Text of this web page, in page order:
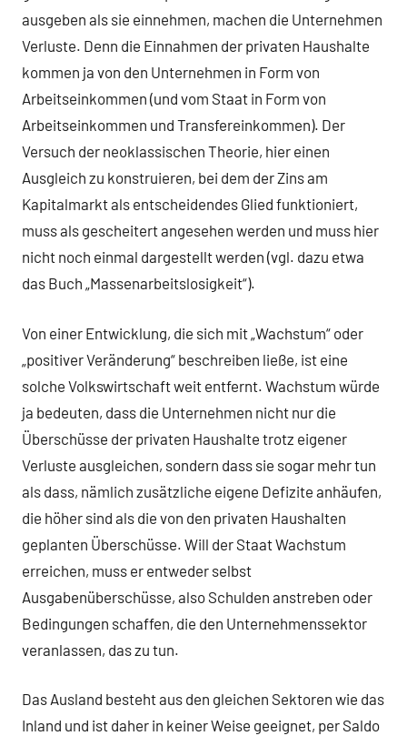
ausgeben als sie einnehmen, machen die Unternehmen
Verluste. Denn die Einnahmen der privaten Haushalte
kommen ja von den Unternehmen in Form von
Arbeitseinkommen (und vom Staat in Form von
Arbeitseinkommen und Transfereinkommen). Der
Versuch der neoklassischen Theorie, hier einen
Ausgleich zu konstruieren, bei dem der Zins am
Kapitalmarkt als entscheidendes Glied funktioniert,
muss als gescheitert angesehen werden und muss hier
nicht noch einmal dargestellt werden (vgl. dazu etwa
das Buch „Massenarbeitslosigkeit“).
Von einer Entwicklung, die sich mit „Wachstum“ oder
„positiver Veränderung“ beschreiben ließe, ist eine
solche Volkswirtschaft weit entfernt. Wachstum würde
ja bedeuten, dass die Unternehmen nicht nur die
Überschüsse der privaten Haushalte trotz eigener
Verluste ausgleichen, sondern dass sie sogar mehr tun
als dass, nämlich zusätzliche eigene Defizite anhäufen,
die höher sind als die von den privaten Haushalten
geplanten Überschüsse. Will der Staat Wachstum
erreichen, muss er entweder selbst
Ausgabenüberschüsse, also Schulden anstreben oder
Bedingungen schaffen, die den Unternehmenssektor
veranlassen, das zu tun.
Das Ausland besteht aus den gleichen Sektoren wie das
Inland und ist daher in keiner Weise geeignet, per Saldo